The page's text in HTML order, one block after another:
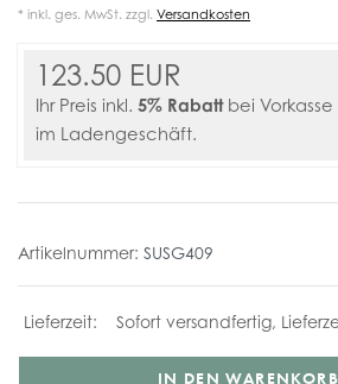
* inkl. ges. MwSt. zzgl. Versandkosten
123.50 EUR
Ihr Preis inkl. 5% Rabattbei
im Ladengeschäft.
Artikelnummer: SUSG409
Sofort versandfertig,
IN DEN WARENKORB